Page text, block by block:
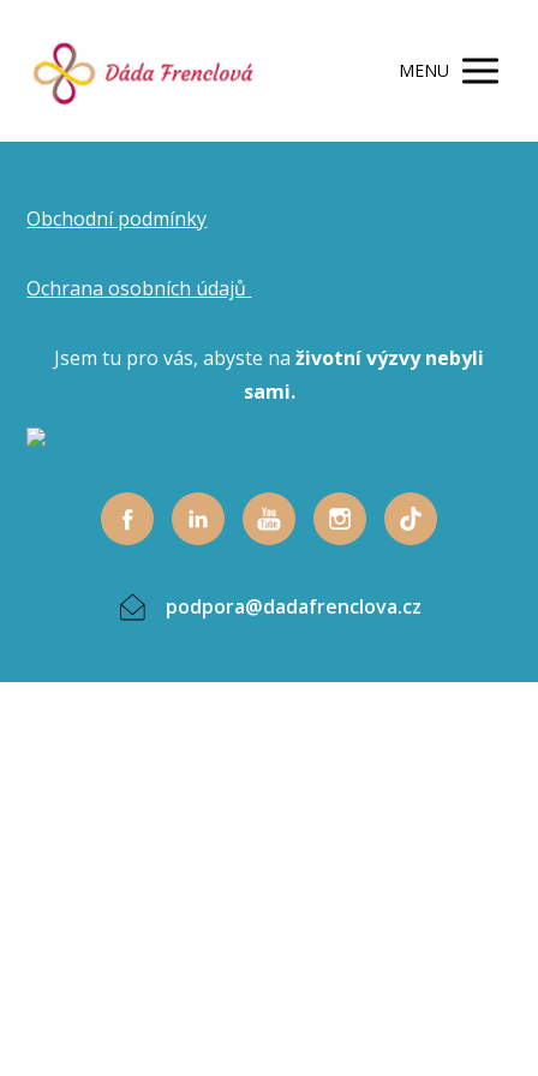
MENU
Obchodní podmínky
Ochrana osobních údajů
Jsem tu pro vás, abyste na životní výzvy nebyli
sami.
podpora@dadafrenclova.cz